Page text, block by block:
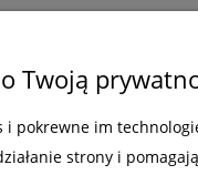
POMOC
MOJE KONTO
Twoją
i pokrewne im
strony i